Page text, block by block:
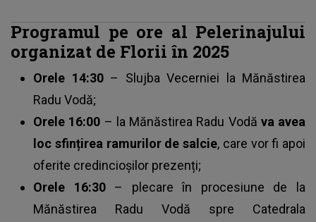
Programul pe ore al Pelerinajului
organizat de Florii în 2025
Orele 14:30 – Slujba Vecerniei la Mănăstirea
Radu Vodă;
Orele 16:00 – la Mănăstirea Radu Vodă va avea
loc sfințirea ramurilor de salcie, care vor fi apoi
oferite credincioșilor prezenți;
Orele 16:30 – plecare în procesiune de la
Mănăstirea Radu Vodă spre Catedrala